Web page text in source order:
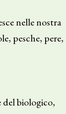
nelle nostra
pesche, pere,
del biologico,